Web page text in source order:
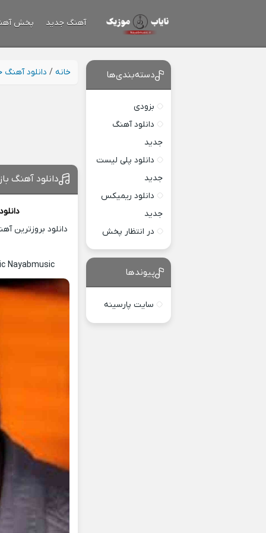
آهنگ جدید پخش
خانه / دانلود آهنگ
دانلود آهنگ
دانلود بروزترین
Nayabmusic
دسته‌بندی‌ها
بزودی
دانلود آهنگ
جدید
دانلود پلی لیست
جدید
دانلود ریمیکس
جدید
در انتظار پخش
پیوندها
سایت پارسینه